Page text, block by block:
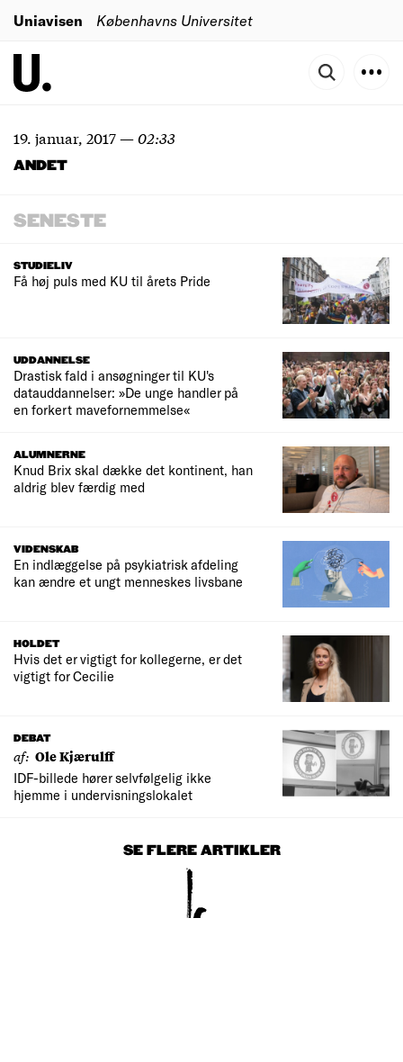
Uniavisen Københavns Universitet
19. januar, 2017—02:33
ANDET
SENESTE
STUDIELIV
Få høj puls med KU til årets Pride
UDDANNELSE
Drastisk fald i ansøgninger til KU's
datauddannelser: »De unge handler på
en forkert mavefornemmelse«
ALUMNERNE
Knud Brix skal dække det kontinent, han
aldrig blev færdig med
VIDENSKAB
En indlæggelse på psykiatrisk afdeling
kan ændre et ungt menneskes livsbane
HOLDET
Hvis det er vigtigt for kollegerne, er det
vigtigt for Cecilie
DEBAT
af: Ole Kjærulff
IDF-billede hører selvfølgelig ikke
hjemme i undervisningslokalet
SE FLERE ARTIKLER